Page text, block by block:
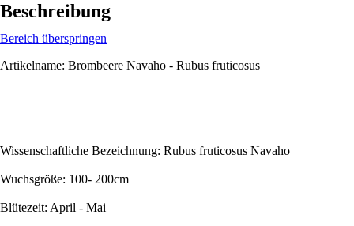
Beschreibung
Bereich überspringen
Artikelname: Brombeere Navaho - Rubus fruticosus
Wissenschaftliche Bezeichnung: Rubus fruticosus Navaho
Wuchsgröße: 100- 200cm
Blütezeit: April - Mai